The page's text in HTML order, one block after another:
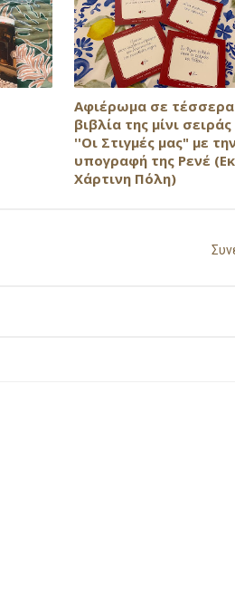
Αφιέρωμα σε τέσσερα
βιβλία της μίνι σειράς
''Οι Στιγμές μας" με
υπογραφή της Ρενέ
Χάρτινη Πόλη)